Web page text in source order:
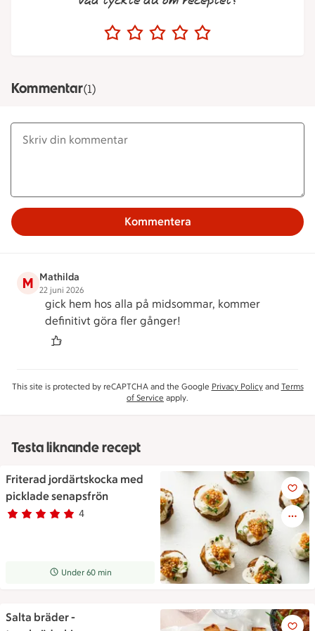
Kommentar(1)
Kommentera
M Mathilda
22 juni 2026
gick hem hos alla på midsommar, kommer
definitivt göra fler gånger!
This site is protected by reCAPTCHA and the Google Privacy Policyand Terms
of Service apply.
Testa liknande recept
Friterad jordärtskocka med
picklade senapsfrön
Betyg 4.8 av 5. 4
4 personer har röstat
Receptet tar Under 60 min att tillaga
Under 60 min
Små friterade jordärtskockor
Salta bräder -
Brödbitarna ligger upplagda